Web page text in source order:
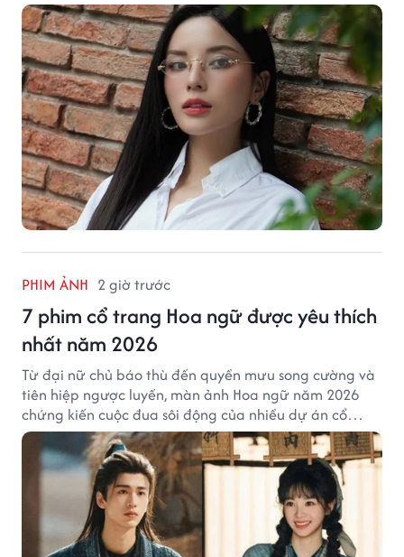
PHIM ẢNH 2 giờ trước
7 phim cổ trang Hoa ngữ được yêu thích
nhất năm 2026
Từ đại nữ chủ báo thù đến quyền mưu song cường và
tiên hiệp ngược luyến, màn ảnh Hoa ngữ năm 2026
chứng kiến cuộc đua sôi động của nhiều dự án cổ
trang có độ thảo luận cao.